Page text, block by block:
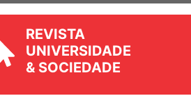
REVISTA
UNIVERSIDADE
& SOCIEDADE